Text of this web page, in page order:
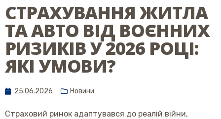
СТРАХУВАННЯ ЖИТЛА
ТА АВТО ВІД ВОЄННИХ
РИЗИКІВ У 2026 РОЦІ:
ЯКІ УМОВИ?
25.06.2026 Новини
Страховий ринок адаптувався до реалій війни,